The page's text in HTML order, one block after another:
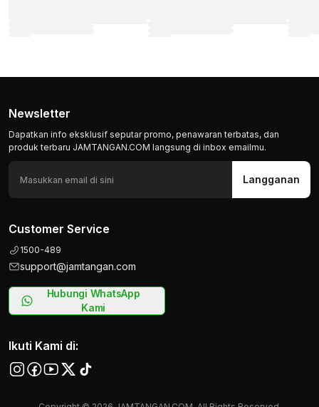
Newsletter
Dapatkan info eksklusif seputar promo, penawaran terbatas, dan
produk terbaru JAMTANGAN.COM langsung di inbox emailmu.
Langganan
Customer Service
1500-489
support@jamtangan.com
Hubungi WhatsApp
Kami
Ikuti Kami di: